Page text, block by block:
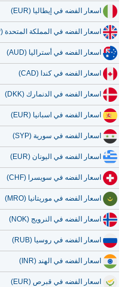
اسعار الفضه في إيطاليا (EUR)
اسعار الفضه في المملكة المتحدة (GBP)
اسعار الفضه في أستراليا (AUD)
اسعار الفضه في كندا (CAD)
اسعار الفضه في الدنمارك (DKK)
اسعار الفضه في اسبانيا (EUR)
اسعار الفضه في سورية (SYP)
اسعار الفضه في اليونان (EUR)
اسعار الفضه في سويسرا (CHF)
اسعار الفضه في موريتانيا (MRO)
اسعار الفضه في النرويج (NOK)
اسعار الفضه في روسيا (RUB)
اسعار الفضه في الهند (INR)
اسعار الفضه في قبرص (EUR)